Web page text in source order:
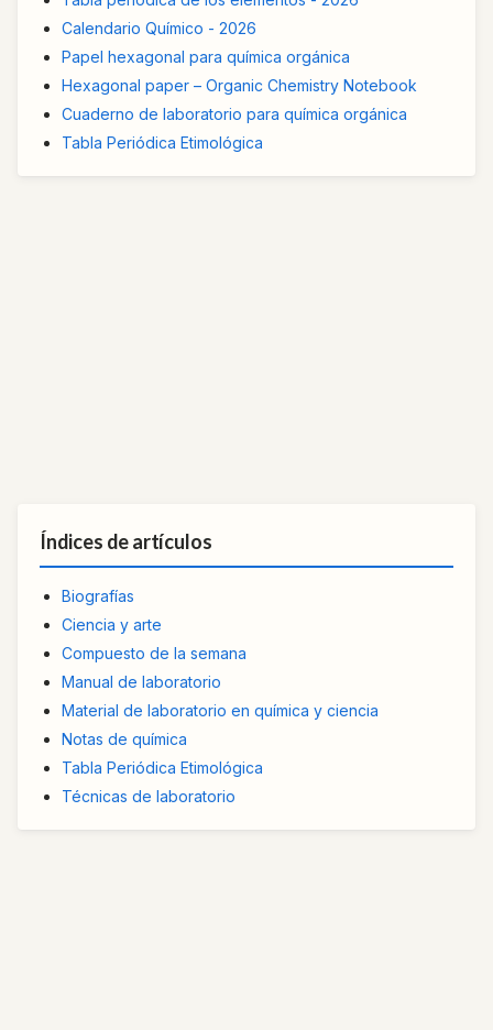
Calendario Químico - 2026
Papel hexagonal para química orgánica
Hexagonal paper – Organic Chemistry Notebook
Cuaderno de laboratorio para química orgánica
Tabla Periódica Etimológica
Índices de artículos
Biografías
Ciencia y arte
Compuesto de la semana
Manual de laboratorio
Material de laboratorio en química y ciencia
Notas de química
Tabla Periódica Etimológica
Técnicas de laboratorio